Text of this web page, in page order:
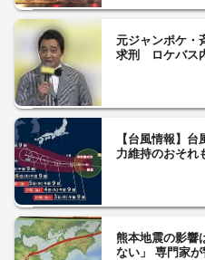
元ジャンポケ・
求刑 ロケバス
【台風情報】
力維持のおそ
熊本地震の影響
ない」 専門家